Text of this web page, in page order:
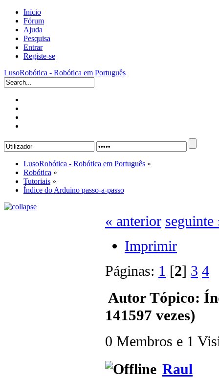
Início
Fórum
Ajuda
Pesquisa
Entrar
Registe-se
LusoRobótica - Robótica em Português
LusoRobótica - Robótica em Português »
Robótica »
Tutoriais »
Índice do Arduino passo-a-passo
« anterior seguinte
Imprimir
Páginas: 1 [2] 3 4
AutorTópico:
141597 vezes)
0 Membros e 1
Raul